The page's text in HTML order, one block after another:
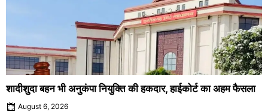
शादीशुदा बहन भी अनुकंपा नियुक्ति की हकदार, हाईकोर्ट का अहम फैसला
August 6, 2026